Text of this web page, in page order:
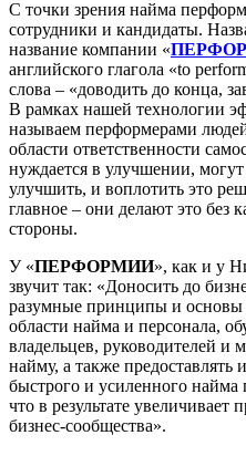
С точки зрения найма
сотрудники и кандидаты.
название компании «
английского глагола «to
слова – «доводить до конца,
В рамках нашей технологии
называем перформерами
области ответственности
нуждается в улучшении,
улучшить, и воплотить это
главное – они делают это без
стороны.
У «ПЕРФОРМИИ», как и у
звучит так: «Доносить до
разумные принципы и основы
области найма и персонала,
владельцев, руководителей и
найму, а также предоставлять
быстрого и усиленного найма
что в результате увеличивает
бизнес-сообщества».